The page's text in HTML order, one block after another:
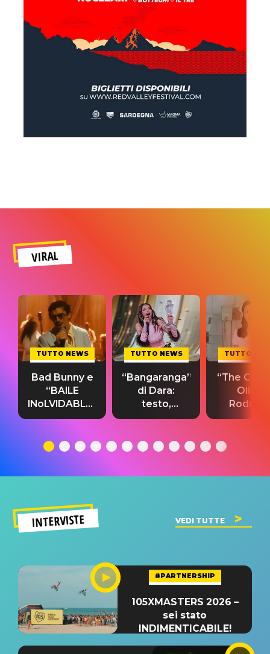
VIRAL
TUTTO NEWS
Bad Bunny e
“BAILE
INoLVIDABLE”:
testo,
significato
TUTTO NEWS
“Bangaranga”
di Dara:
testo,
traduzione e
del singolo
TUTTO
“The
Olivia
testo,
INTERVISTE VEDI TUTTE
#PARTNERSHIP
105XMASTERS 2026 –
sei stato
INDIMENTICABILE!